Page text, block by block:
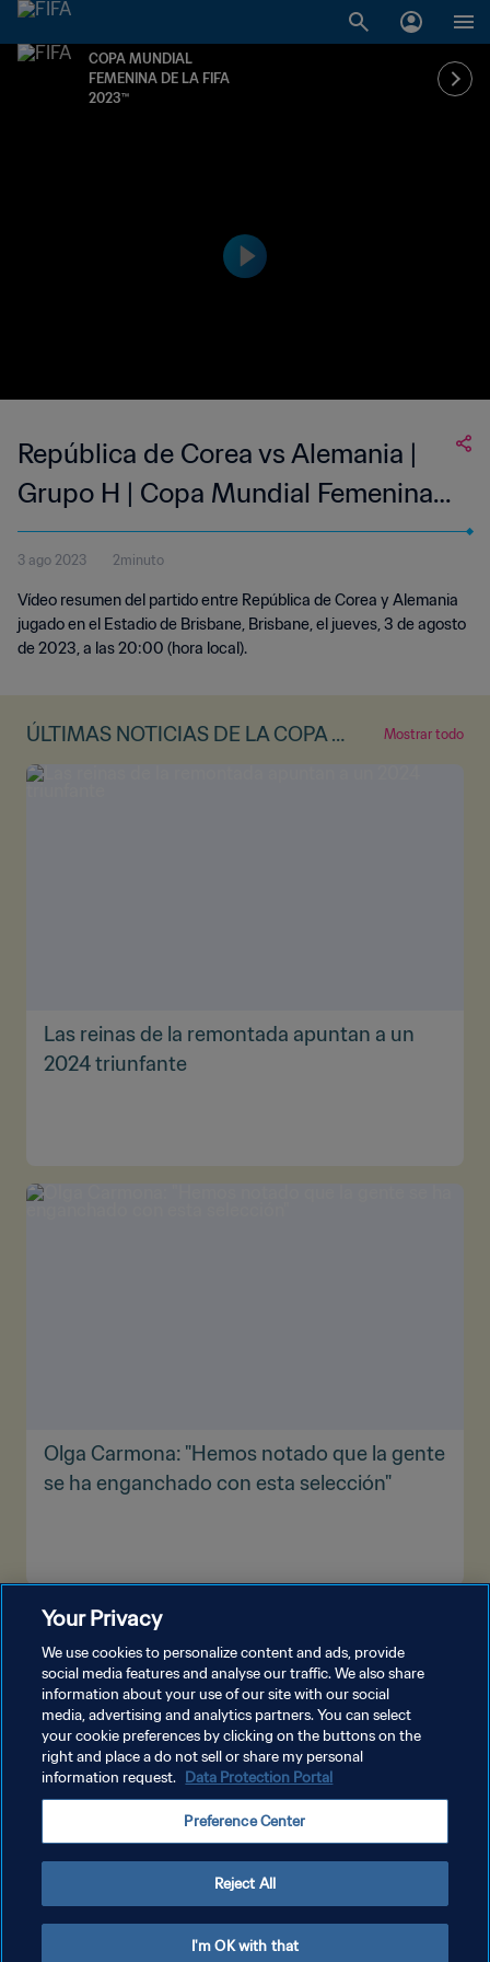
COPA MUNDIAL
FEMENINA DE LA FIFA
2023™
República de Corea vs Alemania |
Grupo H | Copa Mundial Femenina
de la FIFA Australia & Nueva
Zelanda 2023™ | Highlights (Sin
relato)
3 ago 2023 2minuto
Vídeo resumen del partido entre República de Corea y Alemania
jugado en el Estadio de Brisbane, Brisbane, el jueves, 3 de agosto
de 2023, a las 20:00 (hora local).
ÚLTIMAS NOTICIAS DE LA COPA M
UNDIAL FEMENINA DE LA FIFA™
Mostrar todo
Las reinas de la remontada apuntan a un
2024 triunfante
Olga Carmona: "Hemos notado que la gente
se ha enganchado con esta selección"
POLÍTICA DE PRIVACIDAD
AJUSTAR LA CONFIGURACIÓN DE LAS COOKIES
Copyright © 1994 - 2026 FIFA. Todos los derechos reservados.
Your Privacy
We use cookies to personalize content and ads, provide
social media features and analyse our traffic. We also share
information about your use of our site with our social
media, advertising and analytics partners. You can select
your cookie preferences by clicking on the buttons on the
right and place a do not sell or share my personal
information request. Data Protection Portal
Preference Center
Reject All
I'm OK with that